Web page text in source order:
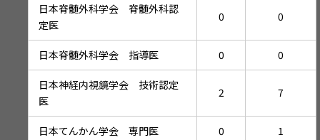
日本脊髄外科学会 脊髄外科認
定医
0 0
日本脊髄外科学会 指導医 0 0
日本神経内視鏡学会 技術認定
医
2 7
日本てんかん学会 専門医 0 1